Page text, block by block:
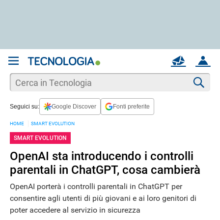
ACCOUNT
MAIL
Seguici su: Google Discover Fonti preferite
HOME SMART EVOLUTION
SMART EVOLUTION
OpenAI sta introducendo i controlli
parentali in ChatGPT, cosa cambierà
OpenAI porterà i controlli parentali in ChatGPT per
consentire agli utenti di più giovani e ai loro genitori di
poter accedere al servizio in sicurezza